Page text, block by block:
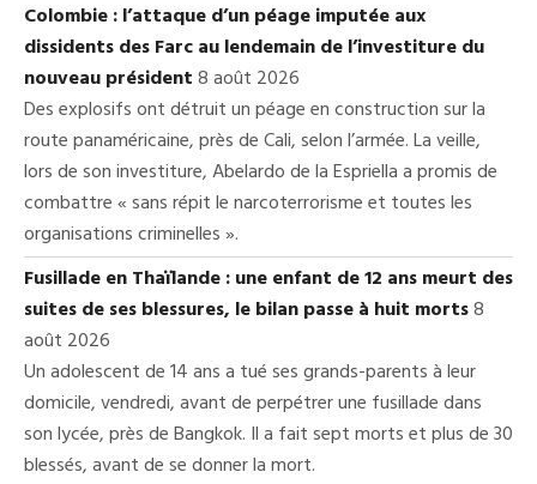
Colombie : l’attaque d’un péage imputée aux
dissidents des Farc au lendemain de l’investiture du
nouveau président8 août 2026
Des explosifs ont détruit un péage en construction sur la
route panaméricaine, près de Cali, selon l’armée. La veille,
lors de son investiture, Abelardo de la Espriella a promis de
combattre « sans répit le narcoterrorisme et toutes les
organisations criminelles ».
Fusillade en Thaïlande : une enfant de 12 ans meurt des
suites de ses blessures, le bilan passe à huit morts8
août 2026
Un adolescent de 14 ans a tué ses grands-parents à leur
domicile, vendredi, avant de perpétrer une fusillade dans
son lycée, près de Bangkok. Il a fait sept morts et plus de 30
blessés, avant de se donner la mort.